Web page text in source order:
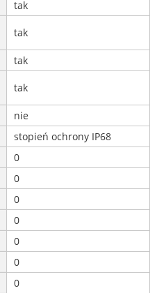
tak
tak
tak
tak
nie
stopień ochrony IP68
0
0
0
0
0
0
0